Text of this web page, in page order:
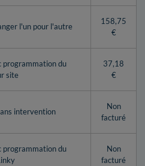
l'un pour l'autre
158,75
€
programmation du
site
37,18
€
intervention
Non
facturé
programmation du
Non
facturé